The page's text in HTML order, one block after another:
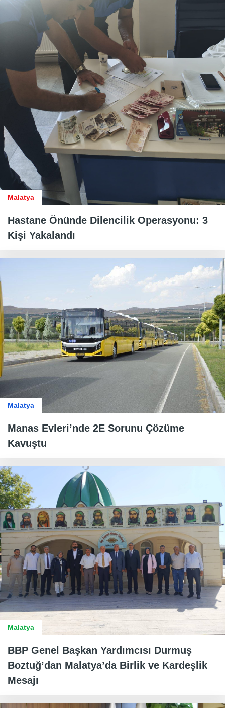
Malatya
Hastane Önünde Dilencilik Operasyonu: 3
Kişi Yakalandı
Malatya
Manas Evleri’nde 2E Sorunu Çözüme
Kavuştu
Malatya
BBP Genel Başkan Yardımcısı Durmuş
Boztuğ’dan Malatya’da Birlik ve Kardeşlik
Mesajı